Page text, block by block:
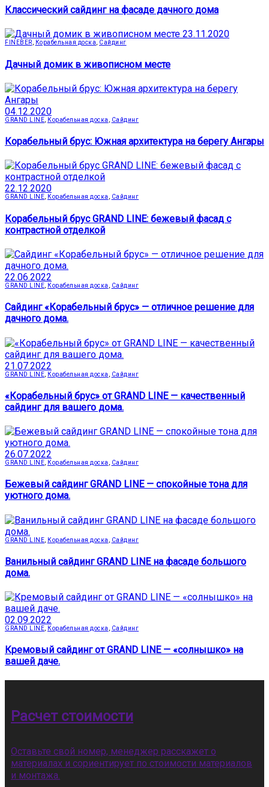
Классический сайдинг на фасаде дачного дома
23.11.2020
FINEBER, Корабельная доска, Сайдинг
Дачный домик в живописном месте
04.12.2020
GRAND LINE Корабельная доска Сайдинг
Корабельный брус: Южная архитектура на берегу Ангары
22.12.2020
GRAND LINE, Корабельная доска , Сайдинг
Корабельный брус GRAND LINE: бежевый фасад с
контрастной отделкой
22.06.2022
GRAND LINE Корабельная доска Сайдинг
Сайдинг «Корабельный брус» — отличное решение для
дачного дома.
21.07.2022
GRAND LINE Корабельная доска Сайдинг
«Корабельный брус» от GRAND LINE — качественный
сайдинг для вашего дома.
26.07.2022
GRAND LINE Корабельная доска Сайдинг
Бежевый сайдинг GRAND LINE — спокойные тона для
уютного дома.
GRAND LINE Корабельная доска Сайдинг
Ванильный сайдинг GRAND LINE на фасаде большого
дома.
02.09.2022
GRAND LINE Корабельная доска Сайдинг
Кремовый сайдинг от GRAND LINE — «солнышко» на
вашей даче.
Расчет стоимости
Оставьте свой номер, менеджер расскажет о
материалах и сориентирует по стоимости материалов
и монтажа.